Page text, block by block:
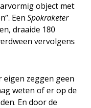
object met
Een Spökraketer
draaide 180
vervolgens
eigen zeggen geen
weten of er op de
En door de